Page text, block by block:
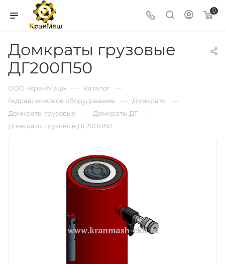
0
Домкраты грузовые
ДГ200П50
ООО «КранМаш» — Каталог —
Гидравлическое оборудование — Домкраты —
Домкраты грузовые — Домкраты ДГ —
Домкраты грузовые ДГ200П50